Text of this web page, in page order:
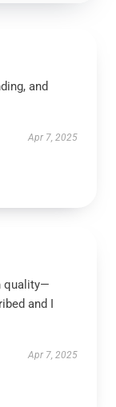
and
Apr 7, 2025
quality—
and I
Apr 7, 2025